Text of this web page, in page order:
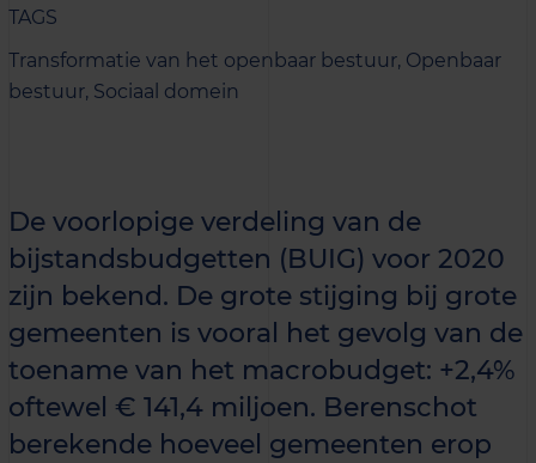
TAGS
Transformatie van het openbaar bestuur, Openbaar
bestuur, Sociaal domein
De voorlopige verdeling van de
bijstandsbudgetten (BUIG) voor 2020
zijn bekend. De grote stijging bij grote
gemeenten is vooral het gevolg van de
toename van het macrobudget: +2,4%
oftewel € 141,4 miljoen. Berenschot
berekende hoeveel gemeenten erop